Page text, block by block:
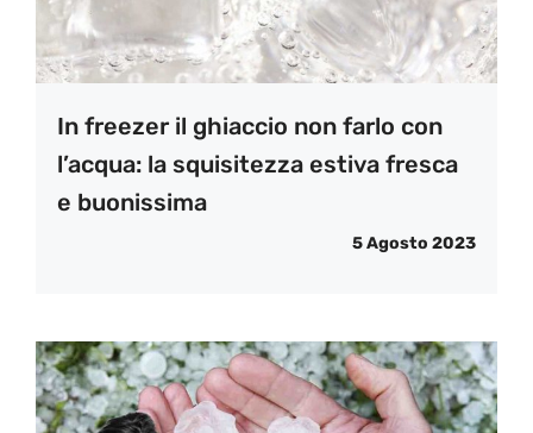
In freezer il ghiaccio non farlo con
l’acqua: la squisitezza estiva fresca
e buonissima
5 Agosto 2023